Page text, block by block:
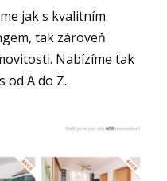
jak s kvalitním
tak zároveň
Nabízíme tak
A do Z.